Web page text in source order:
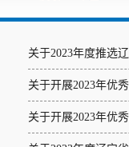
关于2023年度推选
关于开展2023年优
关于开展2023年优